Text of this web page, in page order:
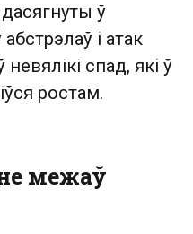
ў
і атак
спад, які ў
ростам.
межаў